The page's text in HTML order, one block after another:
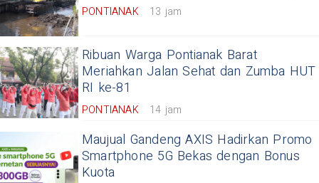
PONTIANAK 13 jam
Ribuan Warga Pontianak Barat
Meriahkan Jalan Sehat dan Zumba HUT
RI ke-81
PONTIANAK 14 jam
Maujual Gandeng AXIS Hadirkan Promo
Smartphone 5G Bekas dengan Bonus
Kuota